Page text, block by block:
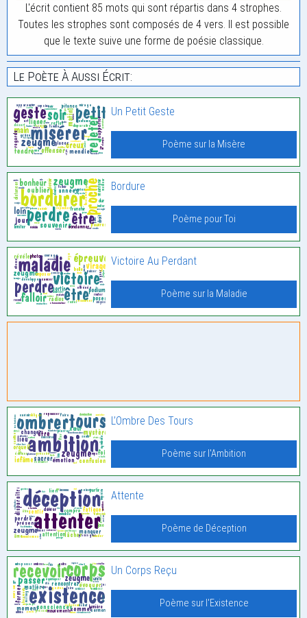
L'écrit contient 85 mots qui sont répartis dans 4 strophes.
Toutes les strophes sont composés de 4 vers. Il est possible
que le texte suive une forme de poésie classique.
Le Poète À Aussi Écrit:
Un Petit Geste
Poème sur la Misère
Bordure
Poème pour Toi
Victoire Au Perdant
Poème sur la Maladie
L’Ombre Des Tours
Poème sur l'Ambition
Attente
Poème de Déception
Un Corps Reçu
Poème sur l'Existence